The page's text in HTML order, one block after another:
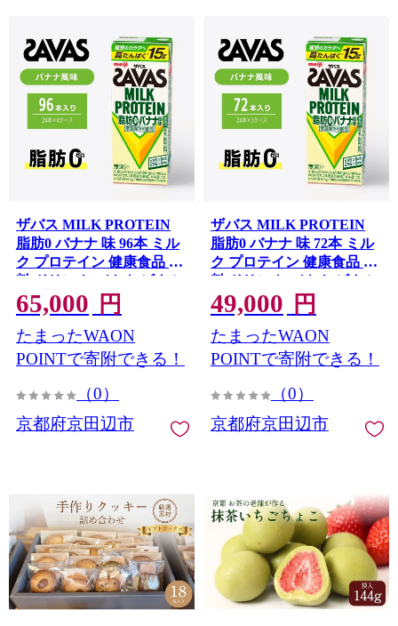
ザバス MILK PROTEIN
脂肪0 バナナ 味 96本 ミル
ク プロテイン 健康食品 飲
料 ドリンク バナナ ビタミ
ン B6配合 フルーツ
SAVAS
65,000 円
たまったWAON
POINTで寄附できる！
（0）
京都府京田辺市
ザバス MILK PROTEIN
脂肪0 バナナ 味 72本 ミル
ク プロテイン 健康食品 飲
料 ドリンク バナナ ビタミ
ン B6配合 フルーツ
SAVAS
49,000 円
たまったWAON
POINTで寄附できる！
（0）
京都府京田辺市